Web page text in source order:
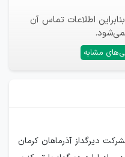
اطلاعات تماس آن
مشابه
دیرگداز آذرماهان کرمان